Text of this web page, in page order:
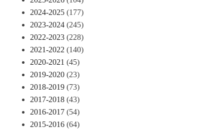
2024-2025 (177)
2023-2024 (245)
2022-2023 (228)
2021-2022 (140)
2020-2021 (45)
2019-2020 (23)
2018-2019 (73)
2017-2018 (43)
2016-2017 (54)
2015-2016 (64)